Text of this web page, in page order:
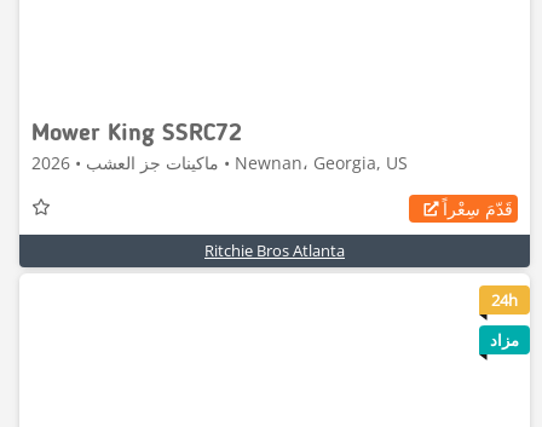
Mower King SSRC72
ماكينات جز العشب • 2026 • Newnan، Georgia, US
قَدّمَ سِعْراً
Ritchie Bros Atlanta
6
24h
مزاد